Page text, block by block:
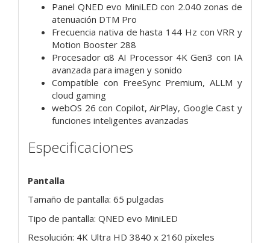
Panel QNED evo MiniLED con 2.040 zonas de
atenuación DTM Pro
Frecuencia nativa de hasta 144 Hz con VRR y
Motion Booster 288
Procesador α8 AI Processor 4K Gen3 con IA
avanzada para imagen y sonido
Compatible con FreeSync Premium, ALLM y
cloud gaming
webOS 26 con Copilot, AirPlay, Google Cast y
funciones inteligentes avanzadas
Especificaciones
Pantalla
Tamaño de pantalla: 65 pulgadas
Tipo de pantalla: QNED evo MiniLED
Resolución: 4K Ultra HD 3840 x 2160 píxeles